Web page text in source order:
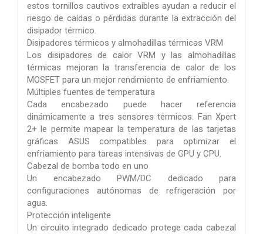
estos tornillos cautivos extraíbles ayudan a reducir el
riesgo de caídas o pérdidas durante la extracción del
disipador térmico.
Disipadores térmicos y almohadillas térmicas VRM
Los disipadores de calor VRM y las almohadillas
térmicas mejoran la transferencia de calor de los
MOSFET para un mejor rendimiento de enfriamiento.
Múltiples fuentes de temperatura
Cada encabezado puede hacer referencia
dinámicamente a tres sensores térmicos. Fan Xpert
2+ le permite mapear la temperatura de las tarjetas
gráficas ASUS compatibles para optimizar el
enfriamiento para tareas intensivas de GPU y CPU.
Cabezal de bomba todo en uno
Un encabezado PWM/DC dedicado para
configuraciones autónomas de refrigeración por
agua.
Protección inteligente
Un circuito integrado dedicado protege cada cabezal